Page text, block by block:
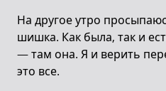
На другое утро
шишка. Как была, так и
— там она. Я и верить
это все.